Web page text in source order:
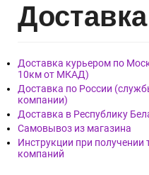
Доставка
Доставка курьером по
10км от МКАД)
Доставка по России
компании)
Доставка в Республику
Самовывоз из магазина
Инструкции при получении
компаний